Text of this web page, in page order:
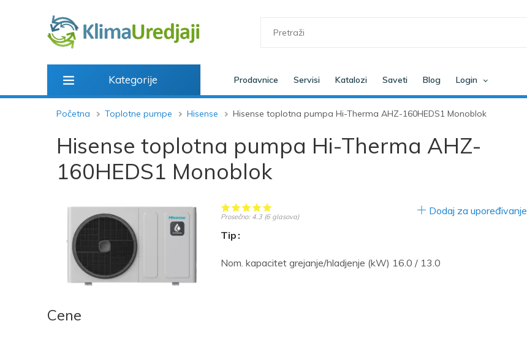
Kategorije Prodavnice Servisi Katalozi Saveti Blog Login
Početna Toplotne pumpe Hisense Hisense toplotna pumpa Hi-Therma AHZ-160HEDS1 Monoblok
Hisense toplotna pumpa Hi-Therma AHZ-
160HEDS1 Monoblok
Prosečno: 4.3 (6glasova)
Tip
Nom. kapacitet grejanje/hladjenje (kW) 16.0 / 13.0
Dodaj za upoređivanje
Cene